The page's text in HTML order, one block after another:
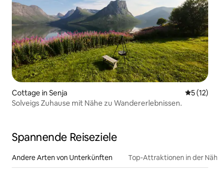
Cottage in Senja
5 (12)
Solveigs Zuhause mit Nähe zu Wandererlebnissen.
Spannende Reiseziele
Andere Arten von Unterkünften Top-Attraktionen in der